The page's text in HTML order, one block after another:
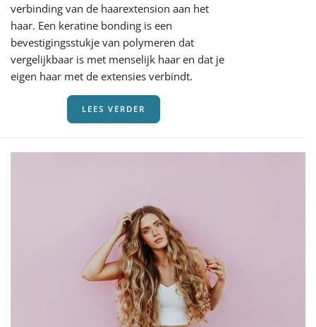
verbinding van de haarextension aan het
haar. Een keratine bonding is een
bevestigingsstukje van polymeren dat
vergelijkbaar is met menselijk haar en dat je
eigen haar met de extensies verbindt.
LEES VERDER